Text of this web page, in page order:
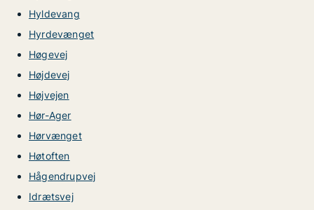
Hyldevang
Hyrdevænget
Høgevej
Højdevej
Højvejen
Hør-Ager
Hørvænget
Høtoften
Hågendrupvej
Idrætsvej